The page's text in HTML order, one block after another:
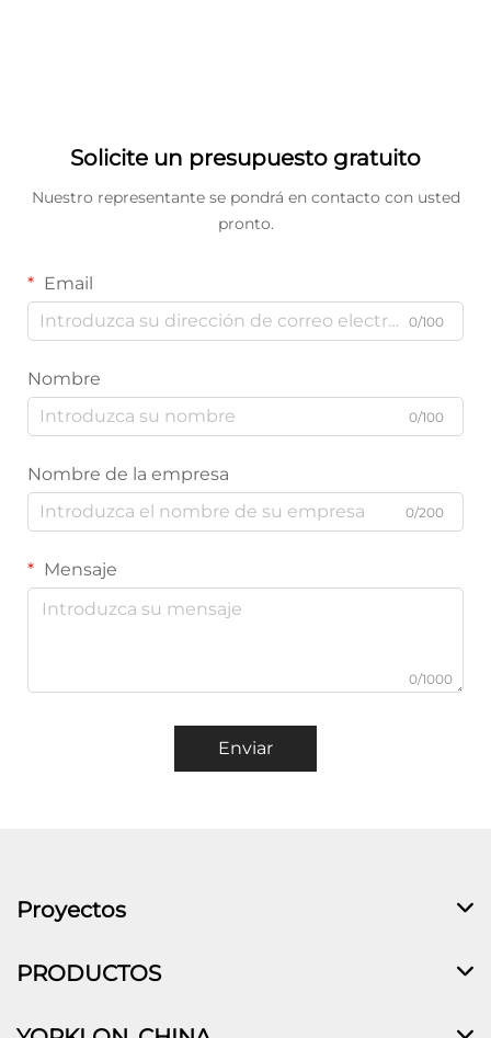
Solicite un presupuesto gratuito
Nuestro representante se pondrá en contacto con usted
pronto.
Email
0/100
Nombre
0/100
Nombre de la empresa
0/200
Mensaje
0/1000
Enviar
Proyectos
PRODUCTOS